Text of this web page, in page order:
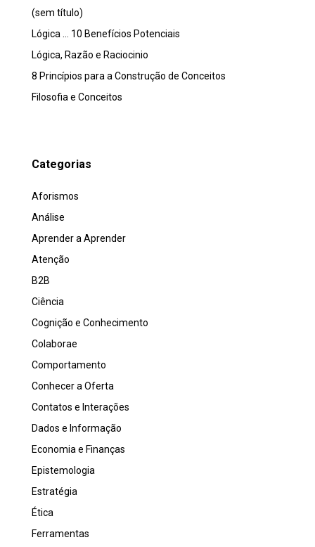
(sem título)
Lógica … 10 Benefícios Potenciais
Lógica, Razão e Raciocinio
8 Princípios para a Construção de Conceitos
Filosofia e Conceitos
Categorias
Aforismos
Análise
Aprender a Aprender
Atenção
B2B
Ciência
Cognição e Conhecimento
Colaborae
Comportamento
Conhecer a Oferta
Contatos e Interações
Dados e Informação
Economia e Finanças
Epistemologia
Estratégia
Ética
Ferramentas